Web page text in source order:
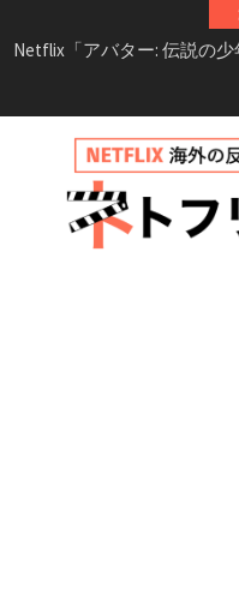
toNetflix映画「ボイスメール
イッチ主演ロ
新決定！2027年
兄弟大騒動のコメディ映
ー」がNetflixで配信！─キ
見どころま